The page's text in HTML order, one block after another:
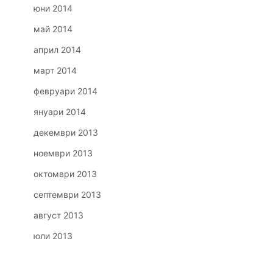
юни 2014
май 2014
април 2014
март 2014
февруари 2014
януари 2014
декември 2013
ноември 2013
октомври 2013
септември 2013
август 2013
юли 2013